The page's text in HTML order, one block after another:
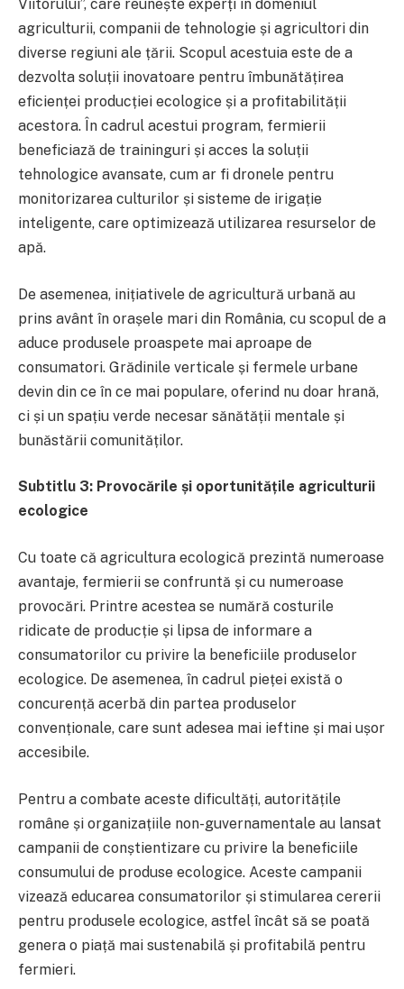
Viitorului”, care reunește experți în domeniul
agriculturii, companii de tehnologie și agricultori din
diverse regiuni ale țării. Scopul acestuia este de a
dezvolta soluții inovatoare pentru îmbunătățirea
eficienței producției ecologice și a profitabilității
acestora. În cadrul acestui program, fermierii
beneficiază de traininguri și acces la soluții
tehnologice avansate, cum ar fi dronele pentru
monitorizarea culturilor și sisteme de irigație
inteligente, care optimizează utilizarea resurselor de
apă.
De asemenea, inițiativele de agricultură urbană au
prins avânt în orașele mari din România, cu scopul de a
aduce produsele proaspete mai aproape de
consumatori. Grădinile verticale și fermele urbane
devin din ce în ce mai populare, oferind nu doar hrană,
ci și un spațiu verde necesar sănătății mentale și
bunăstării comunităților.
Subtitlu 3: Provocările și oportunitățile agriculturii
ecologice
Cu toate că agricultura ecologică prezintă numeroase
avantaje, fermierii se confruntă și cu numeroase
provocări. Printre acestea se numără costurile
ridicate de producție și lipsa de informare a
consumatorilor cu privire la beneficiile produselor
ecologice. De asemenea, în cadrul pieței există o
concurență acerbă din partea produselor
convenționale, care sunt adesea mai ieftine și mai ușor
accesibile.
Pentru a combate aceste dificultăți, autoritățile
române și organizațiile non-guvernamentale au lansat
campanii de conștientizare cu privire la beneficiile
consumului de produse ecologice. Aceste campanii
vizează educarea consumatorilor și stimularea cererii
pentru produsele ecologice, astfel încât să se poată
genera o piață mai sustenabilă și profitabilă pentru
fermieri.